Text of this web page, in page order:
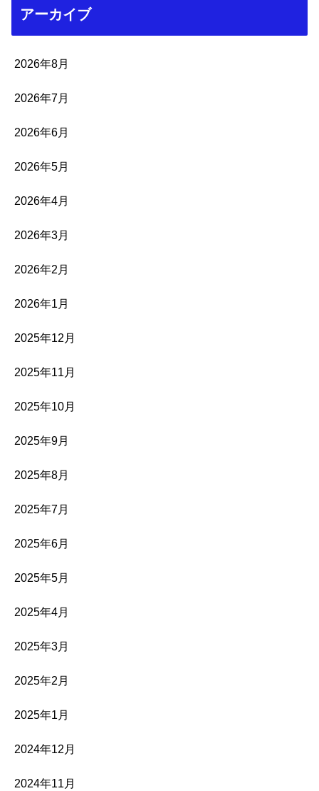
アーカイブ
2026年8月
2026年7月
2026年6月
2026年5月
2026年4月
2026年3月
2026年2月
2026年1月
2025年12月
2025年11月
2025年10月
2025年9月
2025年8月
2025年7月
2025年6月
2025年5月
2025年4月
2025年3月
2025年2月
2025年1月
2024年12月
2024年11月